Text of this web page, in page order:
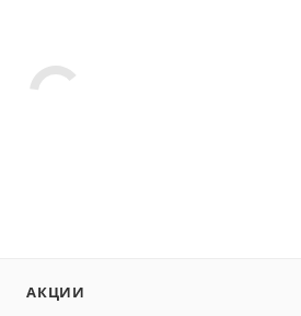
АКЦИИ